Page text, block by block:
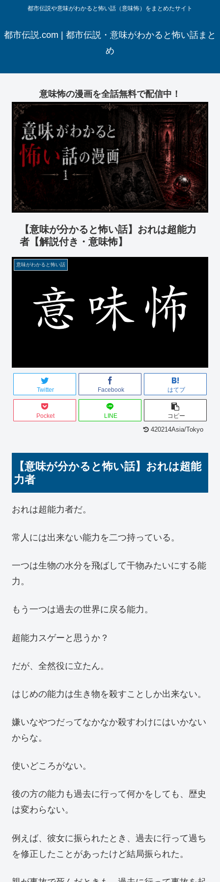
都市伝説や意味がわかると怖い話（意味怖）をまとめたサイト
都市伝説.com | 都市伝説・意味がわかると怖い話まと
め
意味怖の漫画を全話無料で配信中！
【意味が分かると怖い話】おれは超能力
者【解説付き・意味怖】
意味がわかると怖い話
Twitter Facebook はてブ
Pocket LINE コピー
420214Asia/Tokyo
【意味が分かると怖い話】おれは超能
力者
おれは超能力者だ。
常人には出来ない能力を二つ持っている。
一つは生物の水分を飛ばして干物みたいにする能
力。
もう一つは過去の世界に戻る能力。
超能力スゲーと思うか？
だが、全然役に立たん。
はじめの能力は生き物を殺すことしか出来ない。
嫌いなやつだってなかなか殺すわけにはいかない
からな。
使いどころがない。
後の方の能力も過去に行って何かをしても、歴史
は変わらない。
例えば、彼女に振られたとき、過去に行って過ち
を修正したことがあったけど結局振られた。